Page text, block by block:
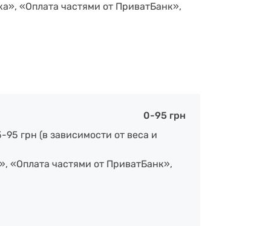
«Оплата частями от ПриватБанк»,
0-95 грн
95 грн (в зависимости от веса и
«Оплата частями от ПриватБанк»,